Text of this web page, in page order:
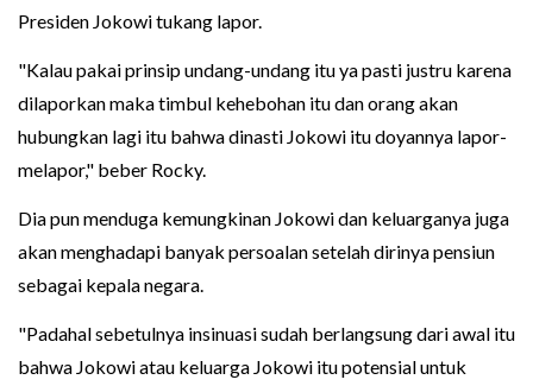
Presiden Jokowi tukang lapor.
"Kalau pakai prinsip undang-undang itu ya pasti justru karena
dilaporkan maka timbul kehebohan itu dan orang akan
hubungkan lagi itu bahwa dinasti Jokowi itu doyannya lapor-
melapor," beber Rocky.
Dia pun menduga kemungkinan Jokowi dan keluarganya juga
akan menghadapi banyak persoalan setelah dirinya pensiun
sebagai kepala negara.
"Padahal sebetulnya insinuasi sudah berlangsung dari awal itu
bahwa Jokowi atau keluarga Jokowi itu potensial untuk